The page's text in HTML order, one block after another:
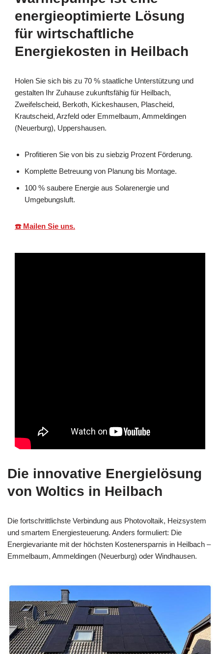
energieoptimierte Lösung
für wirtschaftliche
Energiekosten in Heilbach
Holen Sie sich bis zu 70 % staatliche Unterstützung und
gestalten Ihr Zuhause zukunftsfähig für Heilbach,
Zweifelscheid, Berkoth, Kickeshausen, Plascheid,
Krautscheid, Arzfeld oder Emmelbaum, Ammeldingen
(Neuerburg), Uppershausen.
Profitieren Sie von bis zu siebzig Prozent Förderung.
Komplette Betreuung von Planung bis Montage.
100 % saubere Energie aus Solarenergie und
Umgebungsluft.
☎️ Mailen Sie uns.
Die innovative Energielösung
von Woltics in Heilbach
Die fortschrittlichste Verbindung aus Photovoltaik, Heizsystem
und smartem Energiesteuerung. Anders formuliert: Die
Energievariante mit der höchsten Kostenersparnis in Heilbach –
Emmelbaum, Ammeldingen (Neuerburg) oder Windhausen.